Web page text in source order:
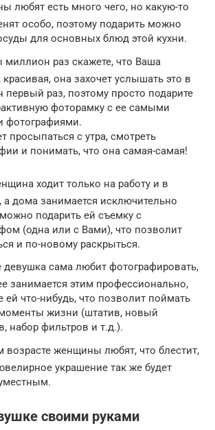
любят есть много чего, но какую-то
особо, поэтому подарить можно
для основных блюд этой кухни.
миллион раз скажете, что Ваша
она захочет услышать это в
первый раз, поэтому просто подарите
фоторамку с ее самыми
фотографиями.
просыпаться с утра, смотреть
и понимать, что она самая-самая!
ходит только на работу и в
а дома занимается исключительно
подарить ей съемку с
(одна или с Вами), что позволит
и по-новому раскрыться.
девушка сама любит фотографировать,
занимается этим профессионально,
ей что-нибудь, что позволит поймать
жизни (штатив, новый
набор фильтров и т.д.).
возрасте женщины любят, что блестит,
украшение так же будет
своими руками